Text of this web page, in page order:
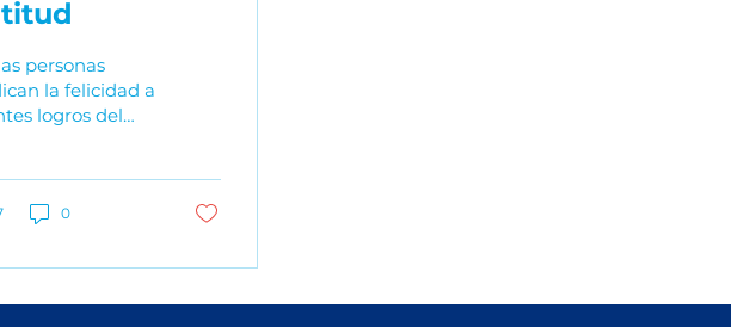
personas
la felicidad a
logros del
0